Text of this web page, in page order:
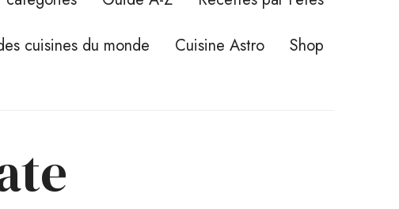
cuisines du monde Cuisine Astro Shop